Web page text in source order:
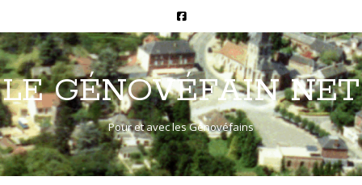
LE GÉNOVÉFAIN NET
Pour et avec les Génovéfains